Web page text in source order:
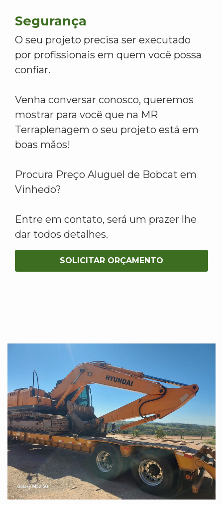
Segurança
O seu projeto precisa ser executado
por profissionais em quem você possa
confiar.
Venha conversar conosco, queremos
mostrar para você que na MR
Terraplenagem o seu projeto está em
boas mãos!
Procura Preço Aluguel de Bobcat em
Vinhedo?
Entre em contato, será um prazer lhe
dar todos detalhes.
SOLICITAR ORÇAMENTO